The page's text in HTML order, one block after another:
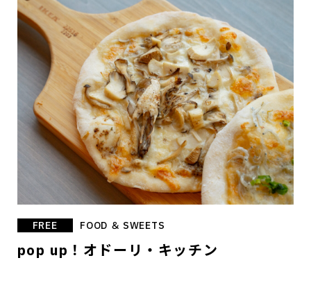
FREE FOOD ＆ SWEETS
pop up！オドーリ・キッチン